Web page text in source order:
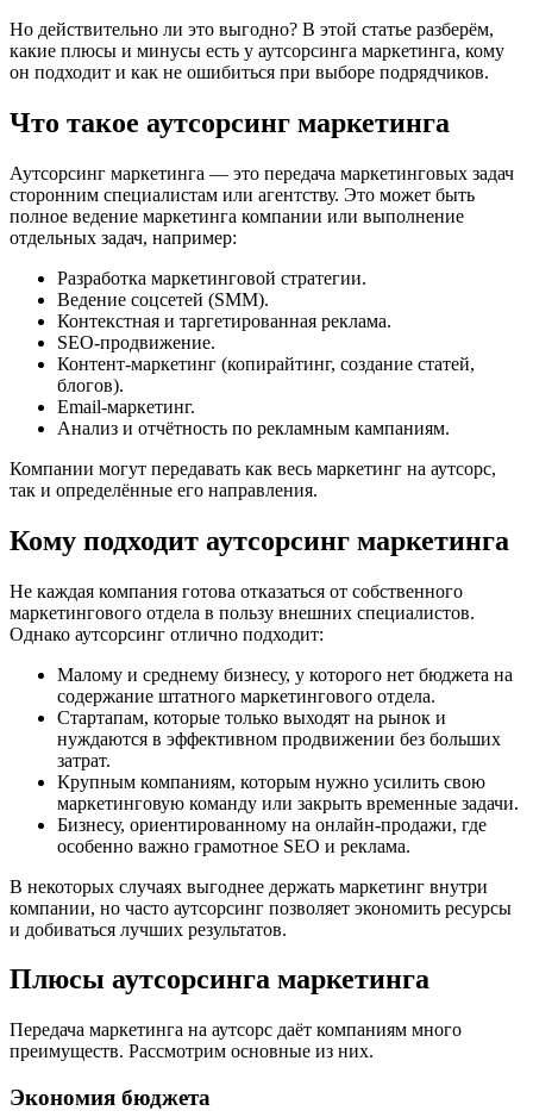
Но действительно ли это выгодно? В этой статье разберём,
какие плюсы и минусы есть у аутсорсинга маркетинга, кому
он подходит и как не ошибиться при выборе подрядчиков.
Что такое аутсорсинг маркетинга
Аутсорсинг маркетинга — это передача маркетинговых задач
сторонним специалистам или агентству. Это может быть
полное ведение маркетинга компании или выполнение
отдельных задач, например:
Разработка маркетинговой стратегии.
Ведение соцсетей (SMM).
Контекстная и таргетированная реклама.
SEO-продвижение.
Контент-маркетинг (копирайтинг, создание статей,
блогов).
Email-маркетинг.
Анализ и отчётность по рекламным кампаниям.
Компании могут передавать как весь маркетинг на аутсорс,
так и определённые его направления.
Кому подходит аутсорсинг маркетинга
Не каждая компания готова отказаться от собственного
маркетингового отдела в пользу внешних специалистов.
Однако аутсорсинг отлично подходит:
Малому и среднему бизнесу, у которого нет бюджета на
содержание штатного маркетингового отдела.
Стартапам, которые только выходят на рынок и
нуждаются в эффективном продвижении без больших
затрат.
Крупным компаниям, которым нужно усилить свою
маркетинговую команду или закрыть временные задачи.
Бизнесу, ориентированному на онлайн-продажи, где
особенно важно грамотное SEO и реклама.
В некоторых случаях выгоднее держать маркетинг внутри
компании, но часто аутсорсинг позволяет экономить ресурсы
и добиваться лучших результатов.
Плюсы аутсорсинга маркетинга
Передача маркетинга на аутсорс даёт компаниям много
преимуществ. Рассмотрим основные из них.
Экономия бюджета